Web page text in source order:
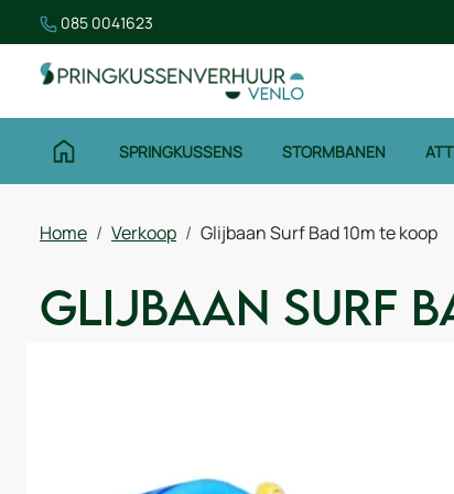
085 0041623
SPRINGKUSSENS STORMBANEN
Home Verkoop Glijbaan Surf Bad 10m te koop
Glijbaan Surf